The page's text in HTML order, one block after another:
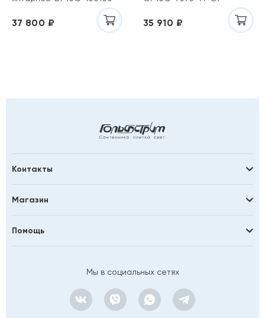
37 800 ₽ 35 910 ₽
Контакты
Магазин
Помощь
Мы в социальных сетях